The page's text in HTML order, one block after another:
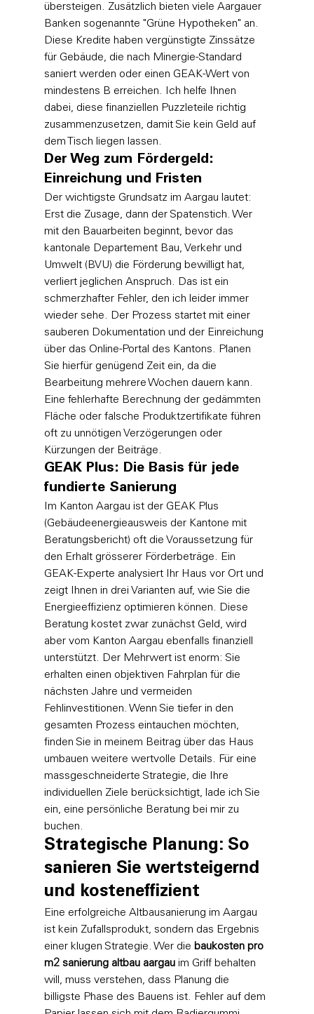
übersteigen. Zusätzlich bieten viele Aargauer
Banken sogenannte "Grüne Hypotheken" an.
Diese Kredite haben vergünstigte Zinssätze
für Gebäude, die nach Minergie-Standard
saniert werden oder einen GEAK-Wert von
mindestens B erreichen. Ich helfe Ihnen
dabei, diese finanziellen Puzzleteile richtig
zusammenzusetzen, damit Sie kein Geld auf
dem Tisch liegen lassen.
Der Weg zum Fördergeld:
Einreichung und Fristen
Der wichtigste Grundsatz im Aargau lautet:
Erst die Zusage, dann der Spatenstich. Wer
mit den Bauarbeiten beginnt, bevor das
kantonale Departement Bau, Verkehr und
Umwelt (BVU) die Förderung bewilligt hat,
verliert jeglichen Anspruch. Das ist ein
schmerzhafter Fehler, den ich leider immer
wieder sehe. Der Prozess startet mit einer
sauberen Dokumentation und der Einreichung
über das Online-Portal des Kantons. Planen
Sie hierfür genügend Zeit ein, da die
Bearbeitung mehrere Wochen dauern kann.
Eine fehlerhafte Berechnung der gedämmten
Fläche oder falsche Produktzertifikate führen
oft zu unnötigen Verzögerungen oder
Kürzungen der Beiträge.
GEAK Plus: Die Basis für jede
fundierte Sanierung
Im Kanton Aargau ist der GEAK Plus
(Gebäudeenergieausweis der Kantone mit
Beratungsbericht) oft die Voraussetzung für
den Erhalt grösserer Förderbeträge. Ein
GEAK-Experte analysiert Ihr Haus vor Ort und
zeigt Ihnen in drei Varianten auf, wie Sie die
Energieeffizienz optimieren können. Diese
Beratung kostet zwar zunächst Geld, wird
aber vom Kanton Aargau ebenfalls finanziell
unterstützt. Der Mehrwert ist enorm: Sie
erhalten einen objektiven Fahrplan für die
nächsten Jahre und vermeiden
Fehlinvestitionen. Wenn Sie tiefer in den
gesamten Prozess eintauchen möchten,
finden Sie in meinem Beitrag über das Haus
umbauen weitere wertvolle Details. Für eine
massgeschneiderte Strategie, die Ihre
individuellen Ziele berücksichtigt, lade ich Sie
ein, eine persönliche Beratung bei mir zu
buchen.
Strategische Planung: So
sanieren Sie wertsteigernd
und kosteneffizient
Eine erfolgreiche Altbausanierung im Aargau
ist kein Zufallsprodukt, sondern das Ergebnis
einer klugen Strategie. Wer die baukosten pro
m2 sanierung altbau aargau im Griff behalten
will, muss verstehen, dass Planung die
billigste Phase des Bauens ist. Fehler auf dem